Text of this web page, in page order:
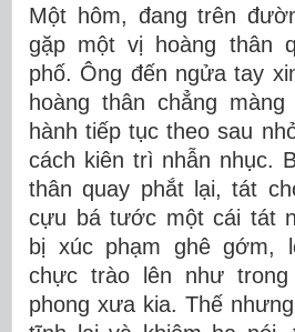
Một hôm, đang trên
gặp một vị hoàng thân
phố. Ông đến ngửa tay
hoàng thân chẳng
hành tiếp tục theo sau
cách kiên trì nhẫn nhục.
thân quay phắt lại, tát
cựu bá tước một cái tát
bị xúc phạm ghê gớm,
chực trào lên như
phong xưa kia. Thế